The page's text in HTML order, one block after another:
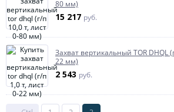
80 мм)
15 217 руб.
Захват вертикальный TOR DHQL
22 мм)
2 543 руб.